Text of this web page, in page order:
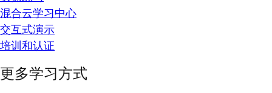
混合云学习中心
交互式演示
培训和认证
更多学习方式